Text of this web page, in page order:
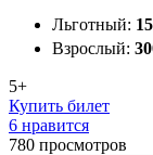
Льготный:
Взрослый:
5+
Купить билет
6 нравится
780 просмотров